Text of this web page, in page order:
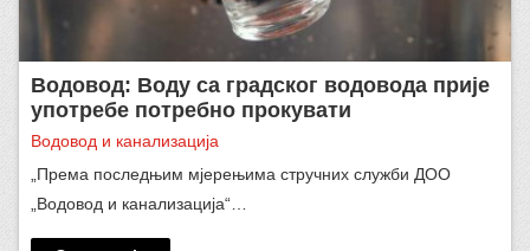
Водовод: Воду са градског водовода прије
употребе потребно прокувати
Водовод и канализација
„Према последњим мјерењима стручних служби ДОО
„Водовод и канализација“…